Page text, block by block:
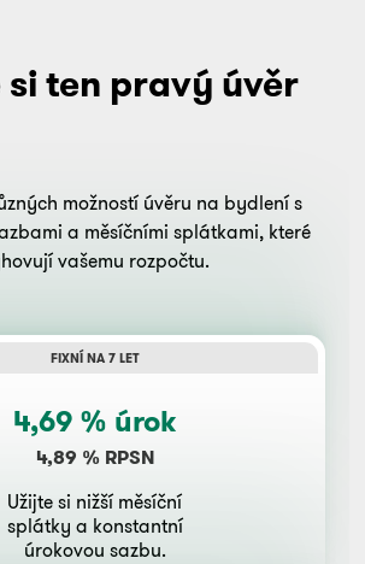
ten pravý úvěr
možností úvěru na bydlení s
a měsíčními splátkami, které
vašemu rozpočtu.
FIXNÍ NA 7 LET
4,69 % úrok
4,89 % RPSN
Užijte si nižší měsíční
splátky a konstantní
úrokovou sazbu.